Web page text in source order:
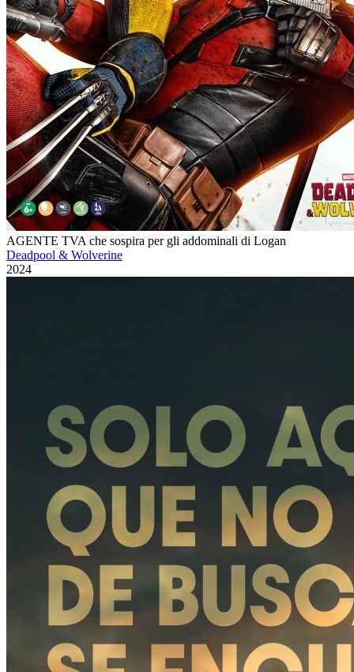
AGENTE TVA che sospira per gli addominali di Logan
Deadpool & Wolverine
2024